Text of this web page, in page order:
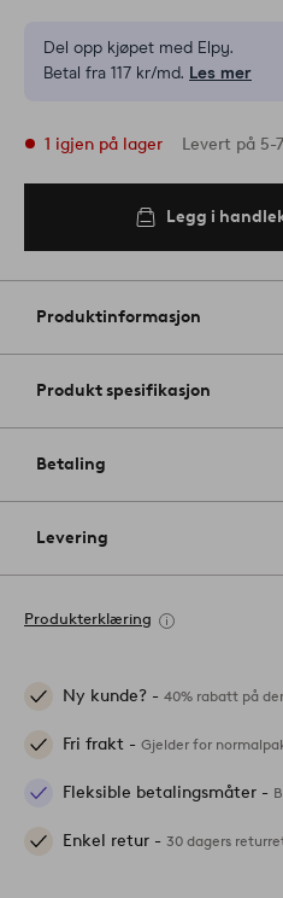
Del opp kjøpet med Elpy.
Betal fra 117 kr/md. Les mer
1 igjen på lager Levert på 5-
Legg i
Produktinformasjon
Produkt spesifikasjon
Betaling
Levering
Produkterklæring
Ny kunde? - 40% rabatt på
Fri frakt - Gjelder for
Fleksible betalingsmåter -
Enkel retur - 30 dagers